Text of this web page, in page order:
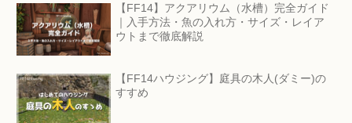
【FF14】アクアリウム（水槽）完全ガイド
｜入手方法・魚の入れ方・サイズ・レイア
ウトまで徹底解説
【FF14ハウジング】庭具の木人(ダミー)の
すすめ